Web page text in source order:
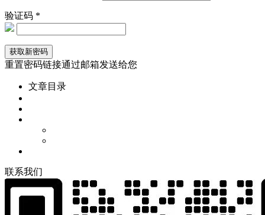
验证码 *
重置密码链接通过邮箱发送给您
文章目录
联系我们